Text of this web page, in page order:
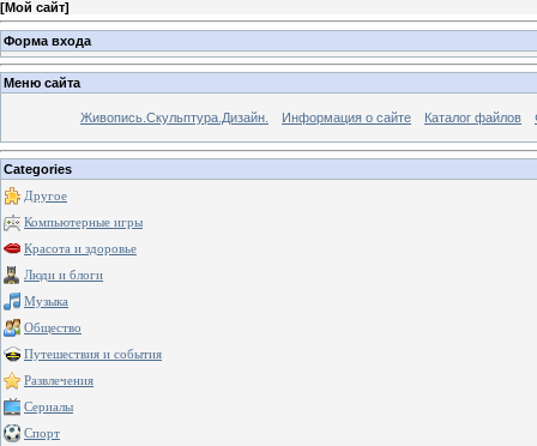
[Мой сайт]
Форма входа
Меню сайта
Живопись.Скульптура.Дизайн. Информация о сайте Каталог файлов
Categories
Другое
Компьютерные игры
Красота и здоровье
Люди и блоги
Музыка
Общество
Путешествия и события
Развлечения
Сериалы
Спорт